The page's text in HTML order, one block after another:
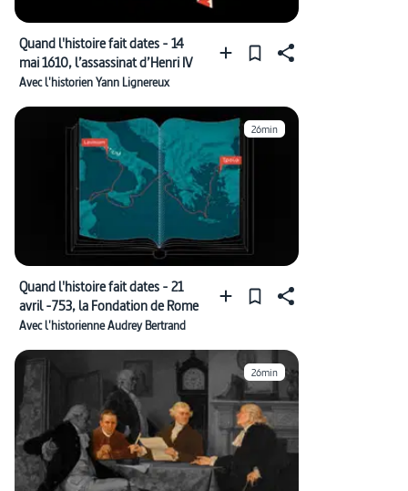
Quand l'histoire fait dates - 14
mai 1610, l’assassinat d’Henri IV
Avec l'historien Yann Lignereux
26min
Quand l'histoire fait dates - 21
avril -753, la Fondation de Rome
Avec l'historienne Audrey Bertrand
26min